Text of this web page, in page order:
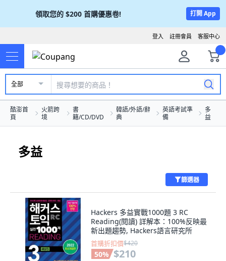
領取您的 $200 首購優惠卷! 打開 App
客服中心
註冊會員
登入
全部
酷澎首
頁
火箭跨
境
書
籍/CD/DVD
韓語/外語/辭
典
英語考試準
備
多
益
多益
篩選器
Hackers 多益實戰1000題 3 RC
Reading(閱讀) 詳解本：100%反映最
新出題趨勢, Hackers語言研究所
首購折扣價$420
50% $210